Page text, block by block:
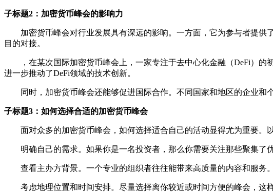
子标题2：加密货币峰会的影响力
加密货币峰会对行业发展具有深远的影响。一方面，它为参与者提
目的对接。
，在某次国际加密货币峰会上，一家专注于去中心化金融（DeFi）
进一步推动了DeFi领域的技术创新。
同时，加密货币峰会还能够促进国际合作。不同国家和地区的企业和
子标题3：如何选择合适的加密货币峰会
面对众多的加密货币峰会，如何选择适合自己的活动显得尤为重要。
明确自己的需求。如果你是一名投资者，那么你需要关注那些聚集了
查看主办方背景。一个专业的组织者往往能带来高质量的内容和服务
考虑地理位置和时间安排。尽量选择离你较近或时间方便的峰会，这